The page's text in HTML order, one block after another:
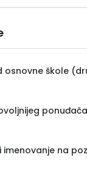
osnovne škole
i imenovanje na